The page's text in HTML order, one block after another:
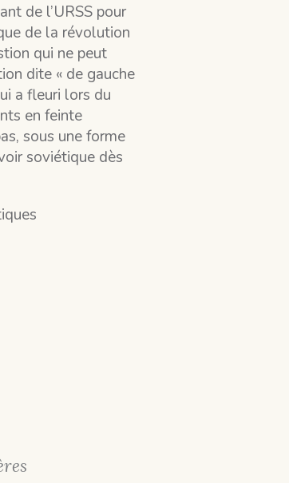
de l’URSS pour
de la révolution
qui ne peut
dite « de gauche
a fleuri lors du
en feinte
sous une forme
soviétique dès